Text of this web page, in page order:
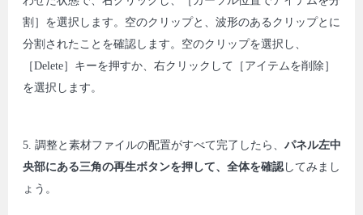
割］を選択します。空のクリップと、波形のあるクリップとに
分割されたことを確認します。空のクリップを選択し、
［Delete］キーを押すか、右クリックして［アイテムを削除］
を選択します。
5. 調整と素材ファイルの配置がすべて完了したら、 パネル左中
央部にある三角の再生ボタンを押して、全体を確認してみまし
ょう。